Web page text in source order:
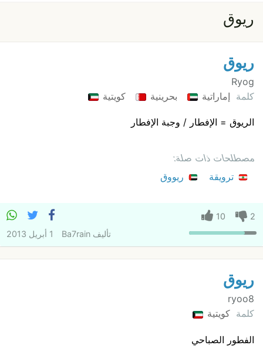
ريوق
ريوق
Ryog
كلمة إماراتية بحرينية كويتية
الريوق = الإفطار / وجبة الإفطار
مصطلحات ذات صلة:
ترويقة
ريووق
2
10
تأليفBa7rain 1 أبريل 2013
ريوق
ryoo8
كلمة كويتية
الفطور الصباحي